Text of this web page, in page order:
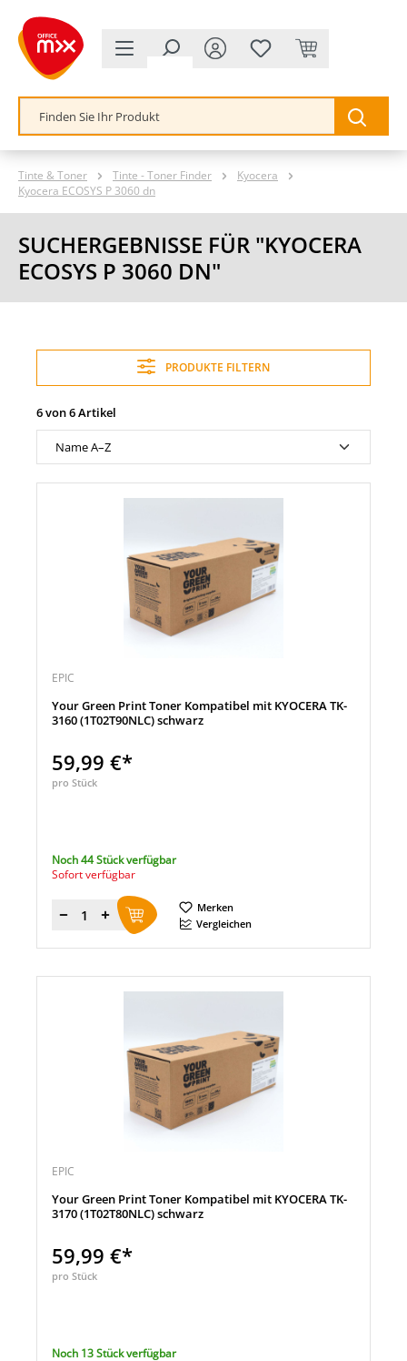
springen
Tinte & Toner Tinte - Toner Finder
Kyocera
Kyocera ECOSYS P 3060 dn
SUCHERGEBNISSE FÜR "KYOCERA
ECOSYS P 3060 DN"
PRODUKTE FILTERN
6 von 6 Artikel
EPIC
Your Green Print Toner Kompatibel mit KYOCERA TK-
3160 (1T02T90NLC) schwarz
59,99 €*
pro Stück
Noch 44 Stück verfügbar
Sofort verfügbar
Menge
Merken
Vergleichen
EPIC
Your Green Print Toner Kompatibel mit KYOCERA TK-
3170 (1T02T80NLC) schwarz
59,99 €*
pro Stück
Noch 13 Stück verfügbar